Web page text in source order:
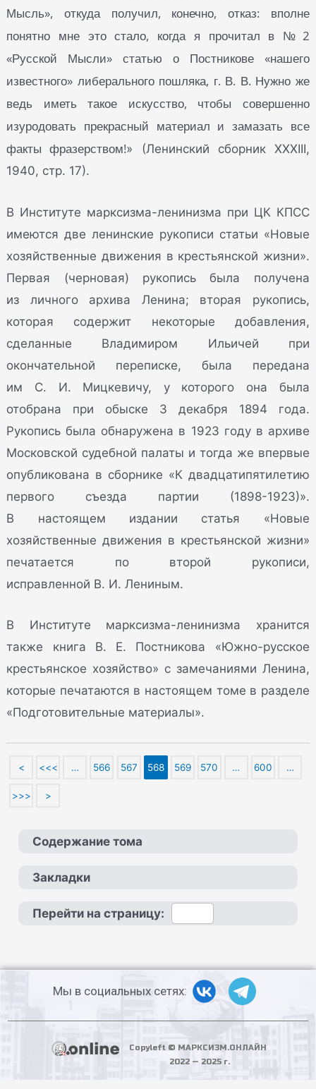
Мысль», откуда получил, конечно, отказ: вполне
понятно мне это стало, когда я прочитал в № 2
«Русской Мысли» статью о Постникове «нашего
известного» либерального пошляка, г. В. В. Нужно же
ведь иметь такое искусство, чтобы совершенно
изуродовать прекрасный материал и замазать все
факты фразерством!» (Ленинский сборник XXXIII,
1940, стр. 17).
В Институте марксизма-ленинизма при ЦК КПСС
имеются две ленинские рукописи статьи «Новые
хозяйственные движения в крестьянской жизни».
Первая (черновая) рукопись была получена
из личного архива Ленина; вторая рукопись,
которая содержит некоторые добавления,
сделанные Владимиром Ильичей при
окончательной переписке, была передана
им С. И. Мицкевичу, у которого она была
отобрана при обыске 3 декабря 1894 года.
Рукопись была обнаружена в 1923 году в архиве
Московской судебной палаты и тогда же впервые
опубликована в сборнике «К двадцатипятилетию
первого съезда партии (1898-1923)».
В настоящем издании статья «Новые
хозяйственные движения в крестьянской жизни»
печатается по второй рукописи,
исправленной В. И. Лениным.
В Институте марксизма-ленинизма хранится
также книга В. Е. Постникова «Южно-русское
крестьянское хозяйство» с замечаниями Ленина,
которые печатаются в настоящем томе в разделе
«Подготовительные материалы».
< <<< … 566 567 568 569 570 … 600 …
>>> >
Содержание тома
Закладки
Перейти на страницу:
Мы в социальных сетях:
Copyleft © МАРКСИЗМ.ОНЛАЙН
2022 — 2025 г.